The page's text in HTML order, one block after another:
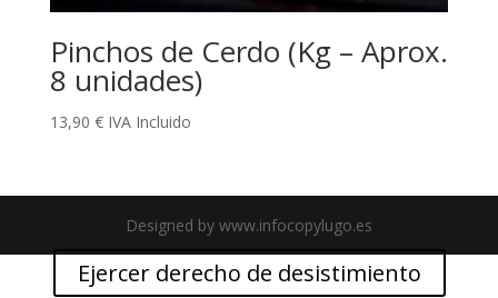
Pinchos de Cerdo (Kg – Aprox.
8 unidades)
13,90 € IVA Incluido
Designed by www.infocopylugo.es
Ejercer derecho de desistimiento